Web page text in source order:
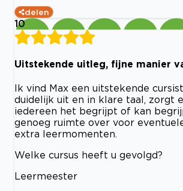
delen
10
Uitstekende uitleg, fijne manier
Ik vind Max een uitstekende
duidelijk uit en in klare taal, zorgt
iedereen het begrijpt of kan
genoeg ruimte over voor
extra leermomenten.
Welke cursus heeft u gevolgd?
Leermeester